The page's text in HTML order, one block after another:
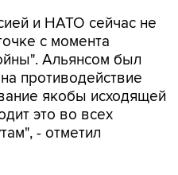
и HATO сейчас не
с момента
Альянсом был
противодействие
якобы исходящей
это во всех
- отметил